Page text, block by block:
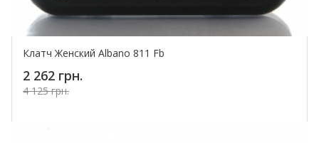
Клатч Женский Albano 811 Fb
2 262 грн.
4 125 грн.